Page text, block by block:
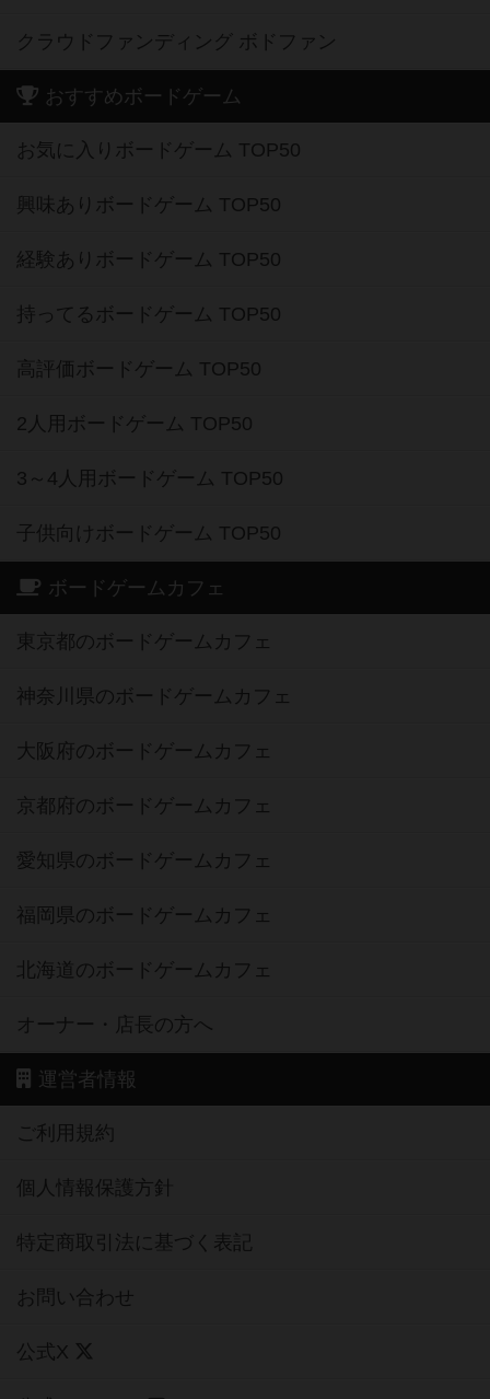
クラウドファンディング ボドファン
おすすめボードゲーム
お気に入りボードゲーム TOP50
興味ありボードゲーム TOP50
経験ありボードゲーム TOP50
持ってるボードゲーム TOP50
高評価ボードゲーム TOP50
2人用ボードゲーム TOP50
3～4人用ボードゲーム TOP50
子供向けボードゲーム TOP50
ボードゲームカフェ
東京都のボードゲームカフェ
神奈川県のボードゲームカフェ
大阪府のボードゲームカフェ
京都府のボードゲームカフェ
愛知県のボードゲームカフェ
福岡県のボードゲームカフェ
北海道のボードゲームカフェ
オーナー・店長の方へ
運営者情報
ご利用規約
個人情報保護方針
特定商取引法に基づく表記
お問い合わせ
公式X